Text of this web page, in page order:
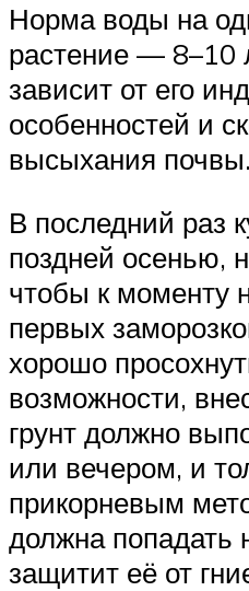
Норма воды на
растение — 8–10
зависит от его
особенностей и
высыхания почвы.
В последний раз
поздней осенью,
чтобы к моменту
первых
хорошо
возможности,
грунт должно
или вечером, и
прикорневым
должна попадать
защитит её от